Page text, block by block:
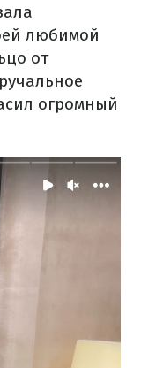
любимой
от
огромный